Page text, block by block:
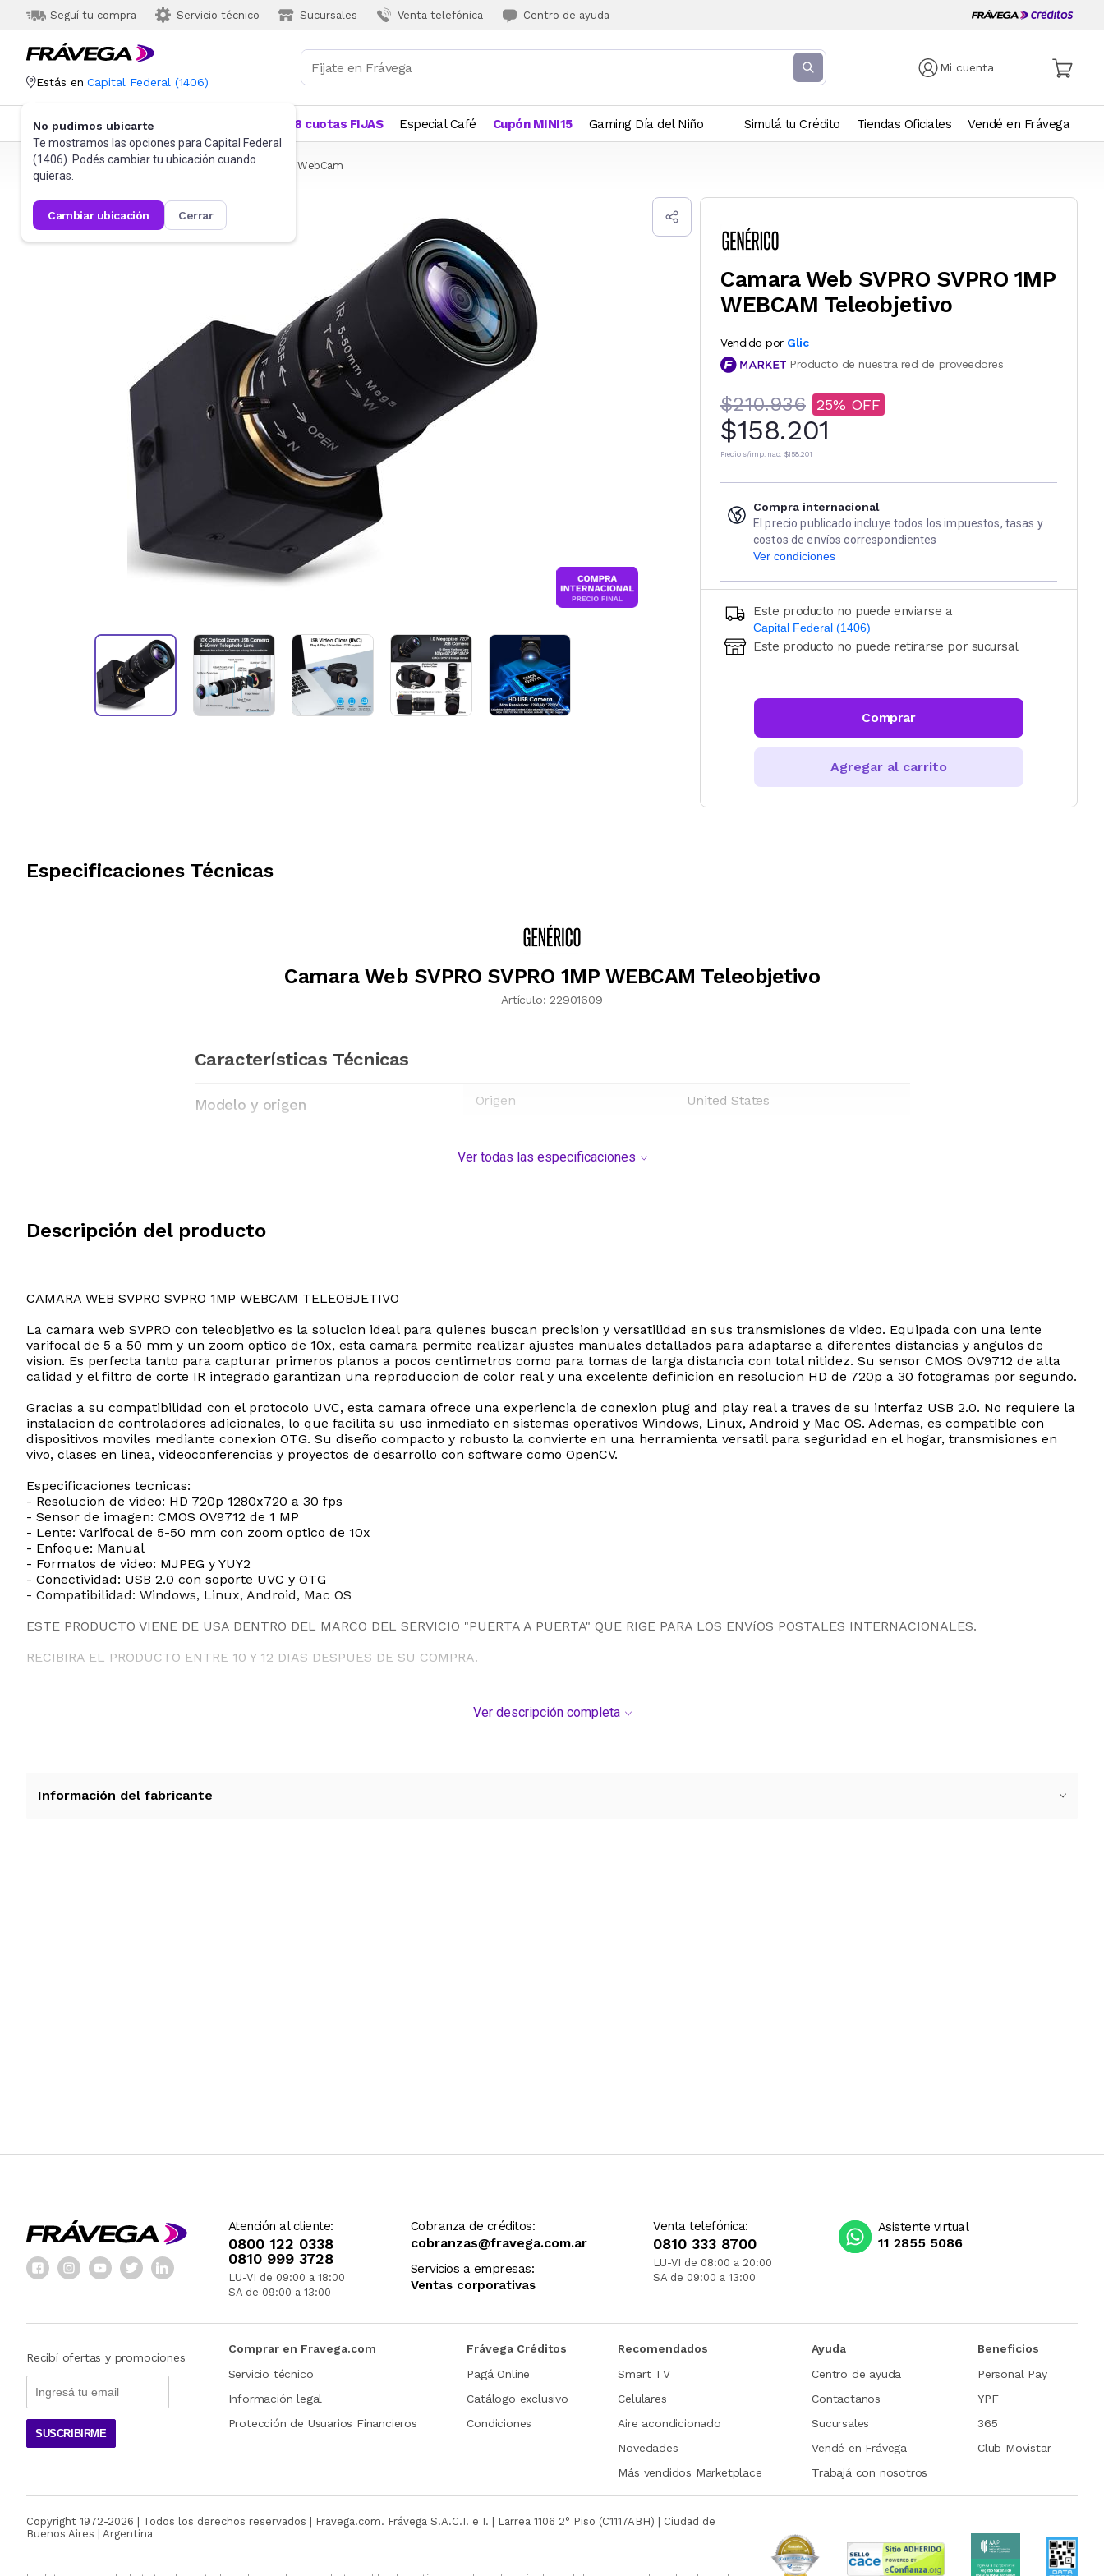
Seguí tu compra Servicio técnico Sucursales Venta telefónica Centro de ayuda
Mi cuenta
Estás en Capital Federal (1406)
No pudimos ubicarte
Te mostramos las opciones para Capital Federal
(1406). Podés cambiar tu ubicación cuando
quieras.
cambiar ubicación cerrar
Categorías Más Vendidos 18 cuotas FIJAS Especial Café Cupón MINI15 Gaming Día del Niño Simulá tu Crédito Tiendas Oficiales Vendé en Frávega
Frávega Informática Accesorios de Informática WebCam
Camara Web SVPRO SVPRO 1MP
WEBCAM Teleobjetivo
Vendido por Glic
Producto de nuestra red de proveedores
$210.936 25
$158.201
Precio s/imp. nac. $158.201
Compra internacional
El precio publicado incluye todos los impuestos, tasas y
costos de envíos correspondientes
Ver condiciones
Este producto no puede enviarse a
Capital Federal (1406)
Ingresá código postal (sólo números)
CALCULAR
Este producto no puede retirarse por sucursal
Comprar
Agregar al carrito
Especificaciones Técnicas
Camara Web SVPRO SVPRO 1MP WEBCAM Teleobjetivo
Artículo: 22901609
Características Técnicas
Modelo y origen Origen United States
Ver todas las especificaciones
Descripción del producto
CAMARA WEB SVPRO SVPRO 1MP WEBCAM TELEOBJETIVO
La camara web SVPRO con teleobjetivo es la solucion ideal para quienes buscan precision y versatilidad en sus transmisiones de video. Equipada con una lente
varifocal de 5 a 50 mm y un zoom optico de 10x, esta camara permite realizar ajustes manuales detallados para adaptarse a diferentes distancias y angulos de
vision. Es perfecta tanto para capturar primeros planos a pocos centimetros como para tomas de larga distancia con total nitidez. Su sensor CMOS OV9712 de alta
calidad y el filtro de corte IR integrado garantizan una reproduccion de color real y una excelente definicion en resolucion HD de 720p a 30 fotogramas por segundo.
Gracias a su compatibilidad con el protocolo UVC, esta camara ofrece una experiencia de conexion plug and play real a traves de su interfaz USB 2.0. No requiere la
instalacion de controladores adicionales, lo que facilita su uso inmediato en sistemas operativos Windows, Linux, Android y Mac OS. Ademas, es compatible con
dispositivos moviles mediante conexion OTG. Su diseño compacto y robusto la convierte en una herramienta versatil para seguridad en el hogar, transmisiones en
vivo, clases en linea, videoconferencias y proyectos de desarrollo con software como OpenCV.
Especificaciones tecnicas:
- Resolucion de video: HD 720p 1280x720 a 30 fps
- Sensor de imagen: CMOS OV9712 de 1 MP
- Lente: Varifocal de 5-50 mm con zoom optico de 10x
- Enfoque: Manual
- Formatos de video: MJPEG y YUY2
- Conectividad: USB 2.0 con soporte UVC y OTG
- Compatibilidad: Windows, Linux, Android, Mac OS
ESTE PRODUCTO VIENE DE USA DENTRO DEL MARCO DEL SERVICIO "PUERTA A PUERTA" QUE RIGE PARA LOS ENVíOS POSTALES INTERNACIONALES.
RECIBIRA EL PRODUCTO ENTRE 10 Y 12 DIAS DESPUES DE SU COMPRA.
Ver descripción completa
Información del fabricante
Atención al cliente:
0800 122 0338
0810 999 3728
LU-VI de 09:00 a 18:00
SA de 09:00 a 13:00
Cobranza de créditos:
cobranzas@fravega.com.ar
Servicios a empresas:
Ventas corporativas
Venta telefónica:
0810 333 8700
LU-VI de 08:00 a 20:00
SA de 09:00 a 13:00
Asistente virtual
11 2855 5086
Recibí ofertas y promociones
SUSCRIBIRME
Comprar en Fravega.com
Servicio técnico
Información legal
Protección de Usuarios Financieros
Frávega Créditos
Pagá Online
Catálogo exclusivo
Condiciones
Recomendados
Smart TV
Celulares
Aire acondicionado
Novedades
Más vendidos Marketplace
Ayuda
Centro de ayuda
Contactanos
Sucursales
Vendé en Frávega
Trabajá con nosotros
Beneficios
Personal Pay
YPF
365
Club Movistar
Copyright 1972-2026 | Todos los derechos reservados | Fravega.com. Frávega S.A.C.I. e I. | Larrea 1106 2° Piso (C1117ABH) | Ciudad de
Buenos Aires | Argentina